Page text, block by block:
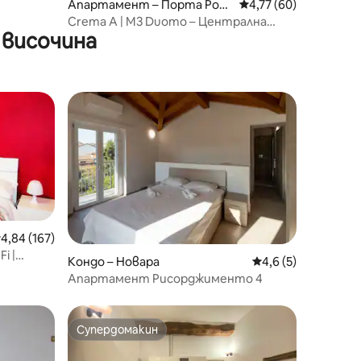
Апартамент – Порта Ром
ана
Средна оценка:
4,77 (60)
Crema A | M3 Duomo – Централна
улица | Балкон и климатик
оценка: 4,84 от 5, 167 отзива
4,84 (167)
|
Кондо – Новара Средна оценка:
4,6 (5)
Апартамент Рисорджименто 4
Супердомакин
Супердомакин